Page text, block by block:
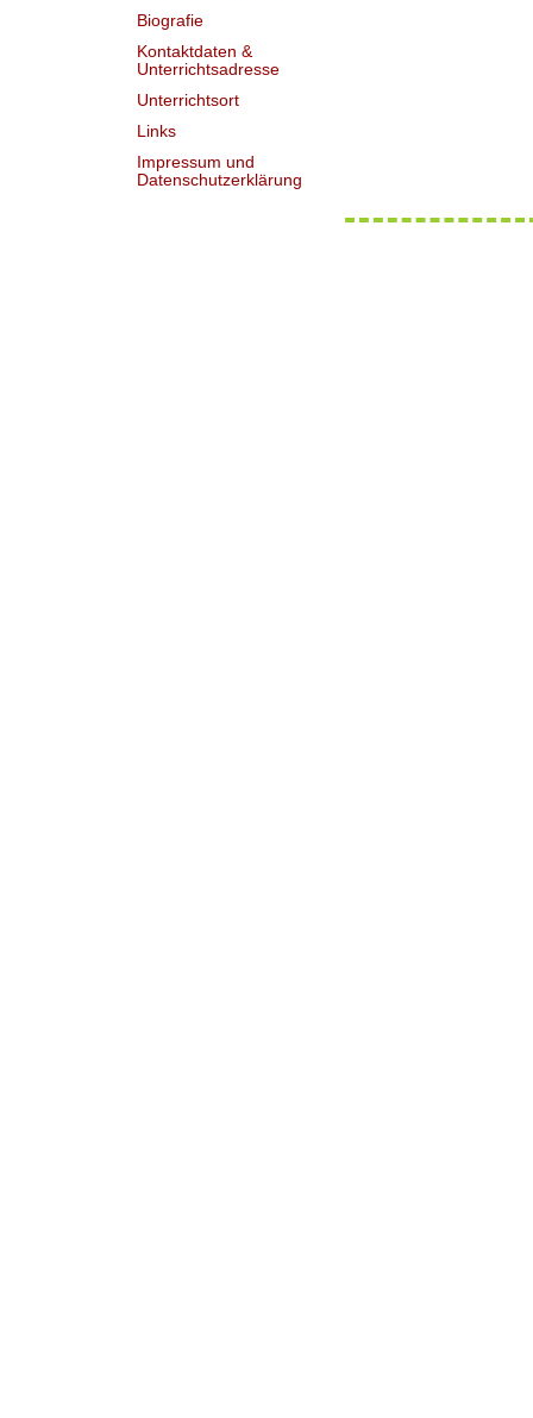
Biografie
Kontaktdaten &
Unterrichtsadresse
Unterrichtsort
Links
Impressum und
Datenschutzerklärung